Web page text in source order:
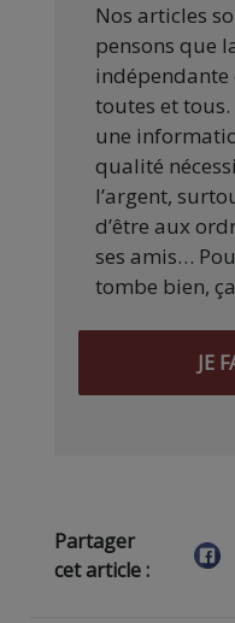
Nos articles
pensons que
indépendante
toutes et
une
qualité
l’argent,
d’être aux
ses amis…
tombe bien,
JE
Partager
cet article :